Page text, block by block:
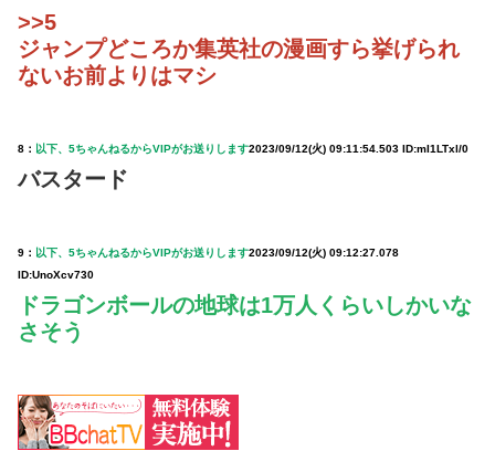
>>5
ジャンプどころか集英社の漫画すら挙げられ
ないお前よりはマシ
8： 以下、5ちゃんねるからVIPがお送りします2023/09/12(火) 09:11:54.503 ID:mI1LTxl/0
バスタード
9： 以下、5ちゃんねるからVIPがお送りします2023/09/12(火) 09:12:27.078
ID:UnoXcv730
ドラゴンボールの地球は1万人くらいしかいな
さそう